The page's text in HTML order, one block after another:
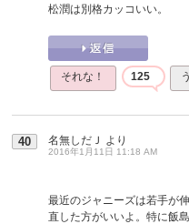
松潤は別格カッコいい。
それな！ 125
40 名無しだＪ より
2016年1月11日 11:18 AM
最近のジャニーズは若手が
直した方がいいよ。特に飯